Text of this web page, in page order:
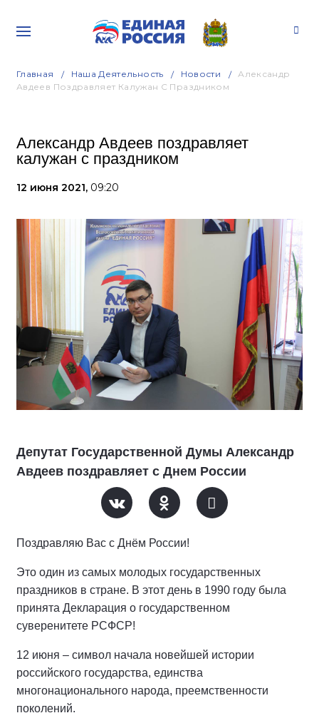
Главная Наша Деятельность Новости
Александр
Авдеев Поздравляет Калужан С Праздником
Александр Авдеев поздравляет
калужан с праздником
12 июня 2021, 09:20
Депутат Государственной Думы Александр
Авдеев поздравляет с Днем России
Поздравляю Вас с Днём России!
Это один из самых молодых государственных
праздников в стране. В этот день в 1990 году была
принята Декларация о государственном
суверенитете РСФСР!
12 июня – символ начала новейшей истории
российского государства, единства
многонационального народа, преемственности
поколений.